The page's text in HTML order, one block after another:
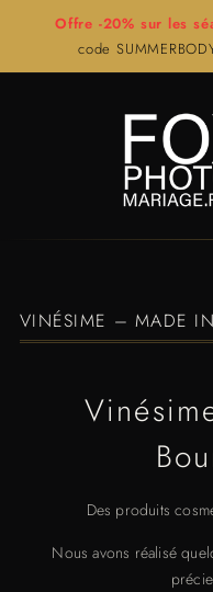
Offre -20% sur les
code
VINÉSIME – MADE
Des produits
Nous avons réalisé